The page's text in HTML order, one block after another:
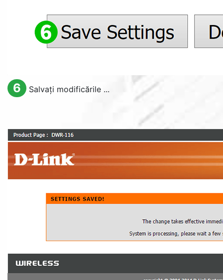
6 Salvați modificările ...